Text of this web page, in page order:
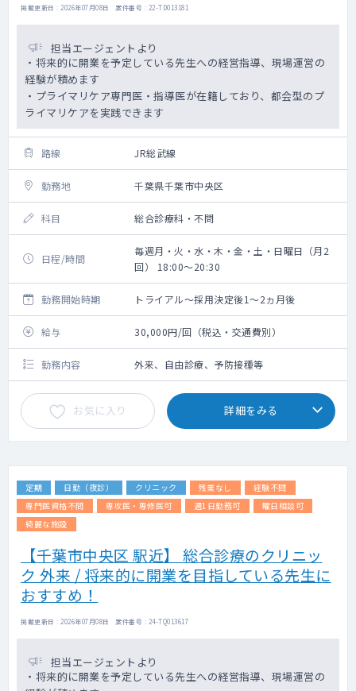
掲載更新日 : 2026年07月08日 案件番号 : 22-TD013181
担当エージェントより
・将来的に開業を予定している先生への経営指導、現場運営の
経験が積めます
・プライマリケア専門医・指導医が在籍しており、都会型のプ
ライマリケアを実践できます
路線 JR総武線
勤務地 千葉県千葉市中央区
科目 総合診療科・不問
日程/時間
毎週月・火・水・木・金・土・日曜日（月2
回） 18:00～20:30
勤務開始時期 トライアル～採用決定後1～2ヵ月後
給与 30,000円/回（税込・交通費別）
勤務内容 外来、自由診療、予防接種等
お気に入り 詳細をみる
定期 日勤（夜診） クリニック 残業なし
経験不問
専門医資格不問
専攻医・専修医可 週1日勤務可
曜日相談可
綺麗な施設
【千葉市中央区 駅近】 総合診療のクリニッ
ク 外来 / 将来的に開業を目指している先生に
おすすめ！
掲載更新日 : 2026年07月08日 案件番号 : 24-TQ013617
担当エージェントより
・将来的に開業を予定している先生への経営指導、現場運営の